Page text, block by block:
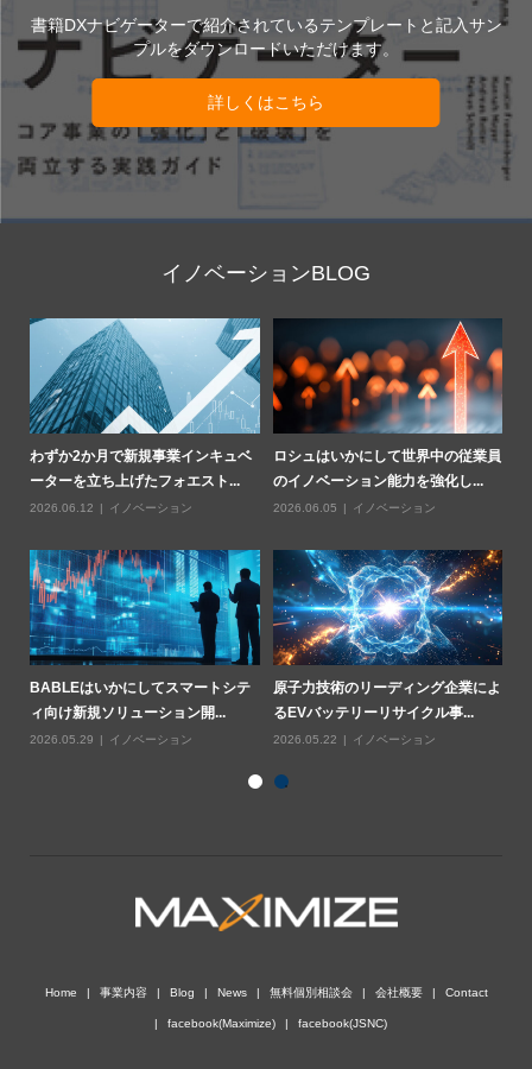
書籍DXナビゲーターで紹介されているテンプレートと記入サン
プルをダウンロードいただけます。
詳しくはこちら
イノベーションBLOG
アンドリッツはいかに4つの事業部
門を1つのデジタルロードマッ...
2026.07.24 イノベーション
ハンスグローエはいかにして手法に
基づくイノベーション文化を醸...
2026.07.10 イノベーション
スイスのオミヤ社が構築した産業用
鉱物業界におけるAI戦略("...
2026.07.03 イノベーション
循環型ビジネスモデルでリサイクル
率を3倍にした耐火物メーカー...
2026.06.19 サーキュラーエコノミー
Home 事業内容 Blog News 無料個別相談会 会社概要 Contact
facebook(Maximize) facebook(JSNC)